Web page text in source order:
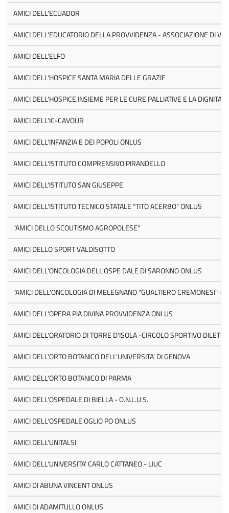
AMICI DELL'ECUADOR
AMICI DELL'EDUCATORIO DELLA PROVVIDENZA - ASSOCIAZIONE DI
AMICI DELL'ELFO
AMICI DELL'HOSPICE SANTA MARIA DELLE GRAZIE
AMICI DELL'HOSPICE.INSIEME PER LE CURE PALLIATIVE E LA DIGNITA'
AMICI DELL'IC-CAVOUR
AMICI DELL'INFANZIA E DEI POPOLI ONLUS
AMICI DELL'ISTITUTO COMPRENSIVO PIRANDELLO
AMICI DELL'ISTITUTO SAN GIUSEPPE
AMICI DELL'ISTITUTO TECNICO STATALE "TITO ACERBO" ONLUS
"AMICI DELLO SCOUTISMO AGROPOLESE"
AMICI DELLO SPORT VALDISOTTO
AMICI DELL'ONCOLOGIA DELL'OSPE DALE DI SARONNO ONLUS
"AMICI DELL'ONCOLOGIA DI MELEGNANO "GUALTIERO CREMONESI" -
AMICI DELL'OPERA PIA DIVINA PROVVIDENZA ONLUS
AMICI DELL'ORATORIO DI TORRE D'ISOLA -CIRCOLO SPORTIVO
AMICI DELL'ORTO BOTANICO DELL'UNIVERSITA' DI GENOVA
AMICI DELL'ORTO BOTANICO DI PARMA
AMICI DELL'OSPEDALE DI BIELLA - O.N.L.U.S.
AMICI DELL'OSPEDALE OGLIO PO ONLUS
AMICI DELL'UNITALSI
AMICI DELL'UNIVERSITA' CARLO CATTANEO - LIUC
AMICI DI ABUNA VINCENT ONLUS
AMICI DI ADAMITULLO ONLUS